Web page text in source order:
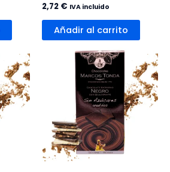
2,72 € IVA incluido
Añadir al carrito